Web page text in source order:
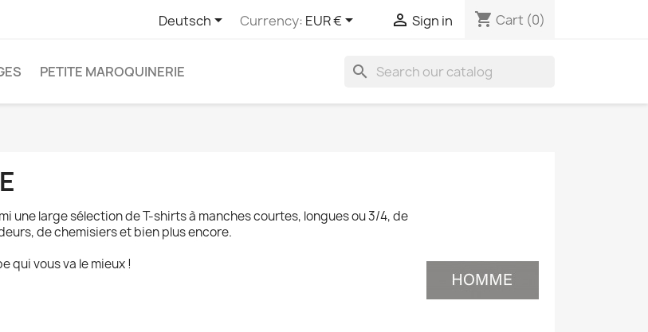
Deutsch Currency: EUR €  Sign in shopping_cart Cart (0)
PETITE MAROQUINERIE search
une large sélection de T-shirts à manches courtes, longues ou 3/4, de
de chemisiers et bien plus encore.
qui vous va le mieux !